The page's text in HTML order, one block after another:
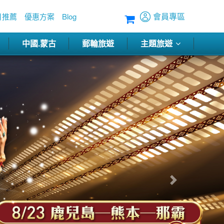
薦 優惠方案 Blog 會員專區
中國.蒙古 郵輪旅遊 主題旅遊
往後